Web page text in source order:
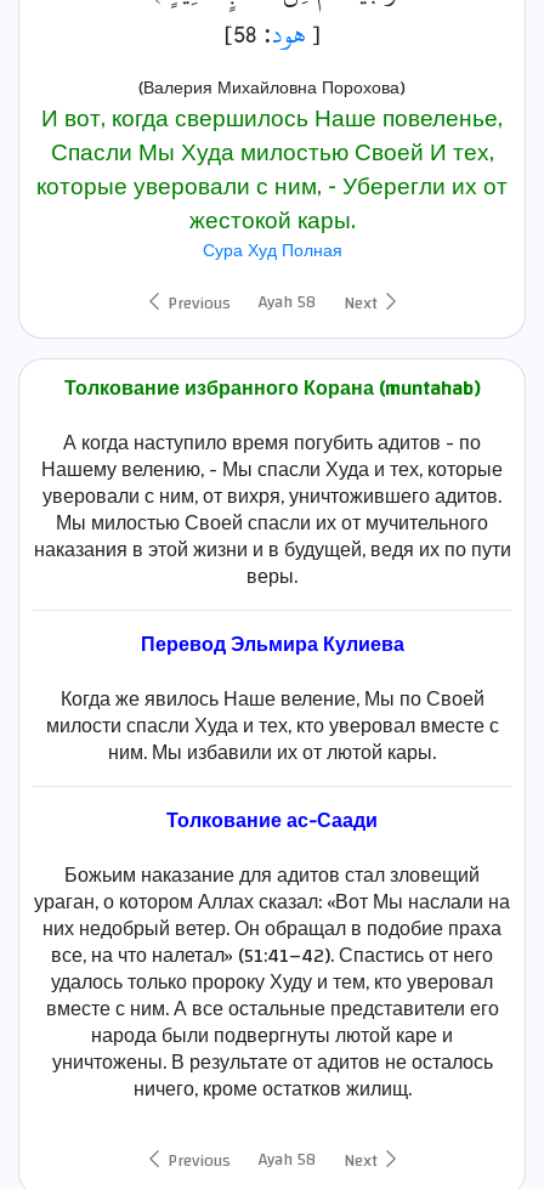
[هود: 58]
(Валерия Михайловна Порохова)
И вот, когда свершилось Наше повеленье,
Спасли Мы Худа милостью Своей И тех,
которые уверовали с ним, - Уберегли их от
жестокой кары.
Сура Худ Полная
Previous
Ayah 58 Next
Толкование избранного Корана (muntahab)
А когда наступило время погубить адитов - по
Нашему велению, - Мы спасли Худа и тех, которые
уверовали с ним, от вихря, уничтожившего адитов.
Мы милостью Своей спасли их от мучительного
наказания в этой жизни и в будущей, ведя их по пути
веры.
Перевод Эльмира Кулиева
Когда же явилось Наше веление, Мы по Своей
милости спасли Худа и тех, кто уверовал вместе с
ним. Мы избавили их от лютой кары.
Толкование ас-Саади
Божьим наказание для адитов стал зловещий
ураган, о котором Аллах сказал: «Вот Мы наслали на
них недобрый ветер. Он обращал в подобие праха
все, на что налетал» (51:41–42). Спастись от него
удалось только пророку Худу и тем, кто уверовал
вместе с ним. А все остальные представители его
народа были подвергнуты лютой каре и
уничтожены. В результате от адитов не осталось
ничего, кроме остатков жилищ.
Previous Ayah 58 Next